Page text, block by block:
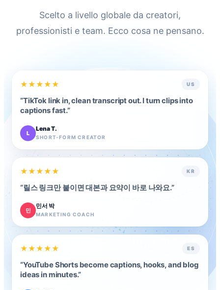
Scelto a livello globale da creatori,
professionisti e team. Ecco cosa ne pensano.
★★★★★ US
“TikTok link in, clean transcript out. I turn clips into
captions fast.”
L
Lena T.
SHORT-FORM CREATOR
★★★★★ KR
“릴스 링크만 붙이면 대본과 요약이 바로 나와요.”
민
민서 박
MARKETING COACH
★★★★★ ES
“YouTube Shorts become captions, hooks, and blog
ideas in minutes.”